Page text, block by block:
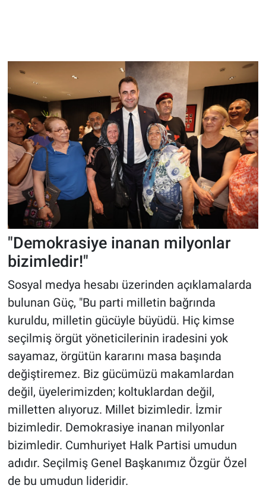
"Demokrasiye inanan milyonlar
bizimledir!"
Sosyal medya hesabı üzerinden açıklamalarda
bulunan Güç, "Bu parti milletin bağrında
kuruldu, milletin gücüyle büyüdü. Hiç kimse
seçilmiş örgüt yöneticilerinin iradesini yok
sayamaz, örgütün kararını masa başında
değiştiremez. Biz gücümüzü makamlardan
değil, üyelerimizden; koltuklardan değil,
milletten alıyoruz. Millet bizimledir. İzmir
bizimledir. Demokrasiye inanan milyonlar
bizimledir. Cumhuriyet Halk Partisi umudun
adıdır. Seçilmiş Genel Başkanımız Özgür Özel
de bu umudun lideridir.